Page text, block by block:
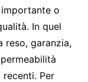
o
In quel
reso, garanzia,
Per